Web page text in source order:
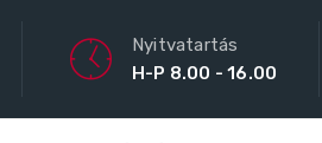
Nyitvatartás
H-P 8.00 - 16.00